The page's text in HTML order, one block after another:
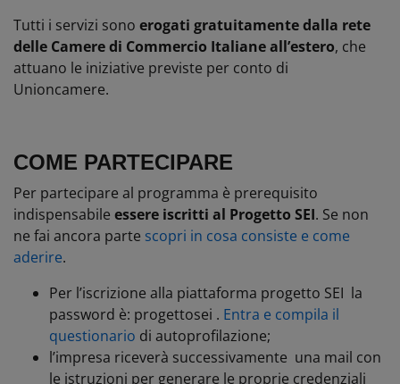
Tutti i servizi sono erogati gratuitamente dalla rete
delle Camere di Commercio Italiane all’estero, che
attuano le iniziative previste per conto di
Unioncamere.
COME PARTECIPARE
Per partecipare al programma è prerequisito
indispensabile essere iscritti al Progetto SEI. Se non
ne fai ancora parte scopri in cosa consiste e come
aderire.
Per l’iscrizione alla piattaforma progetto SEI la
password è: progettosei . Entra e compila il
questionario di autoprofilazione;
l’impresa riceverà successivamente una mail con
le istruzioni per generare le proprie credenziali